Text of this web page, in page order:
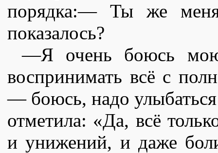
порядка:— Ты же
показалось?
—Я очень боюсь
воспринимать всë с
— боюсь, надо
отметила: «Да, всë
и унижений, и даже